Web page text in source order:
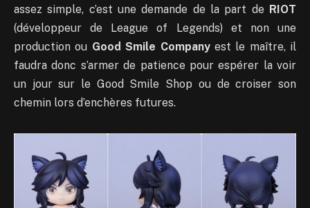
assez simple, c’est une demande de la part de RIOT
(développeur de League of Legends) et non une
production ou Good Smile Companyest le maître, il
faudra donc s’armer de patience pour espérer la voir
un jour sur le Good Smile Shop ou de croiser son
chemin lors d’enchères futures.